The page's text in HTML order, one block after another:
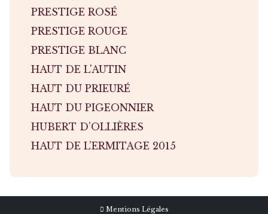
PRESTIGE ROSÉ
PRESTIGE ROUGE
PRESTIGE BLANC
HAUT DE L'AUTIN
HAUT DU PRIEURÉ
HAUT DU PIGEONNIER
HUBERT D’OLLIÈRES
HAUT DE L’ERMITAGE 2015
Mentions Légales